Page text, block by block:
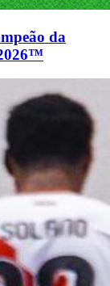
da